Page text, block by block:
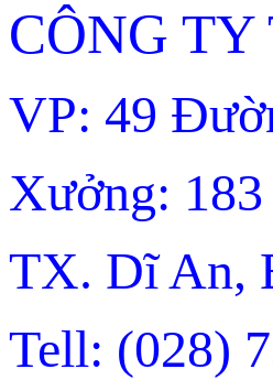
CÔNG
VP: 49
Xưởng:
TX. Dĩ An,
Tell: (028)